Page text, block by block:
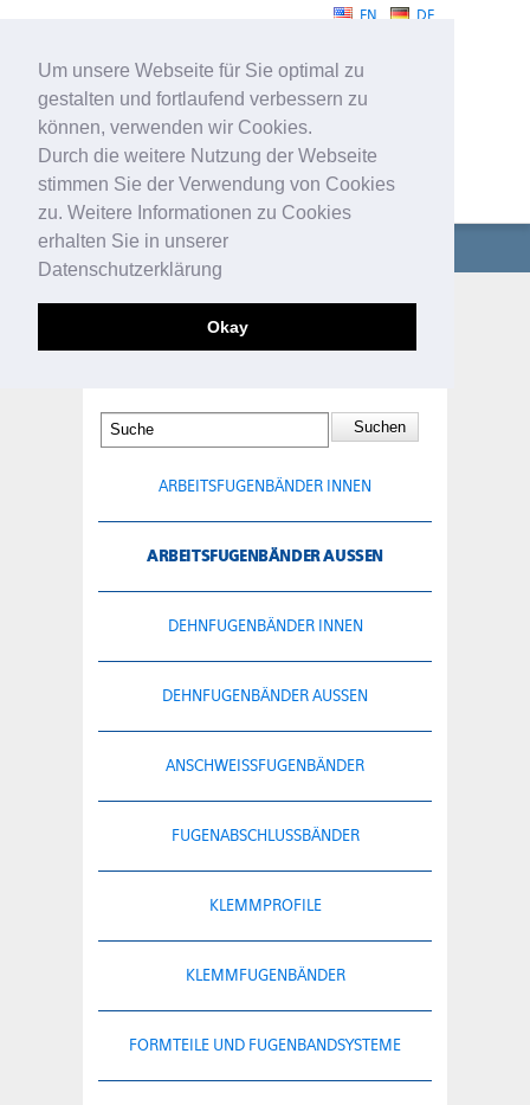
Um unsere Webseite für Sie optimal zu
gestalten und fortlaufend verbessern zu
können, verwenden wir Cookies.
Durch die weitere Nutzung der Webseite
stimmen Sie der Verwendung von Cookies
zu. Weitere Informationen zu Cookies
erhalten Sie in unserer
Datenschutzerklärung
Okay
DE
EN
FUGENBÄNDER
UNTERNEHMEN
FUGENBÄNDER
KONTAKT
ARBEITSFUGENBÄNDER
ARBEITSFUGENBÄNDER INNEN
ARBEITSFUGENBÄNDER AUSSEN
DEHNFUGENBÄNDER INNEN
DEHNFUGENBÄNDER AUSSEN
ANSCHWEISSFUGENBÄNDER
FUGENABSCHLUSSBÄNDER
KLEMMPROFILE
KLEMMFUGENBÄNDER
FORMTEILE UND FUGENBANDSYSTEME